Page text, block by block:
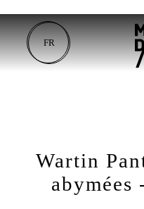
FR
Wartin